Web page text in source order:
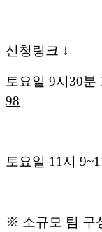
신청링크 ↓
토요일 9시30분
98
토요일 11시
※ 소규모 팀 구